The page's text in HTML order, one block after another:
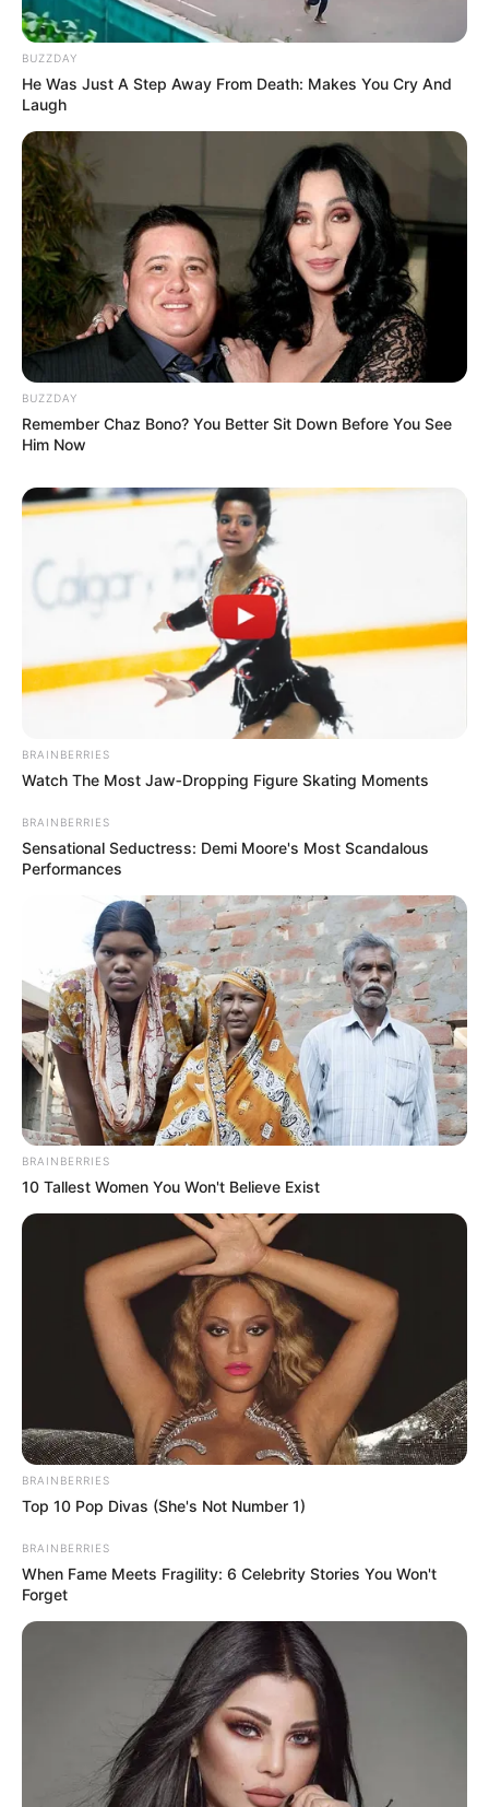
BUZZDAY
He Was Just A Step Away From Death: Makes You Cry And
Laugh
BUZZDAY
Remember Chaz Bono? You Better Sit Down Before You See
Him Now
BRAINBERRIES
Watch The Most Jaw‑Dropping Figure Skating Moments
BRAINBERRIES
Sensational Seductress: Demi Moore's Most Scandalous
Performances
BRAINBERRIES
10 Tallest Women You Won't Believe Exist
BRAINBERRIES
Top 10 Pop Divas (She's Not Number 1)
BRAINBERRIES
When Fame Meets Fragility: 6 Celebrity Stories You Won't
Forget